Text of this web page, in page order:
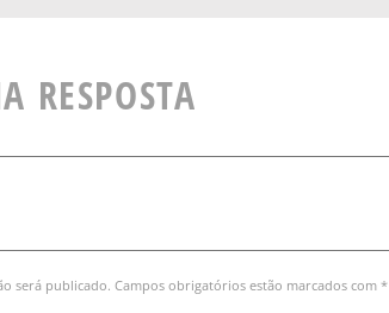
RESPOSTA
será publicado. Campos obrigatórios estão marcados com *